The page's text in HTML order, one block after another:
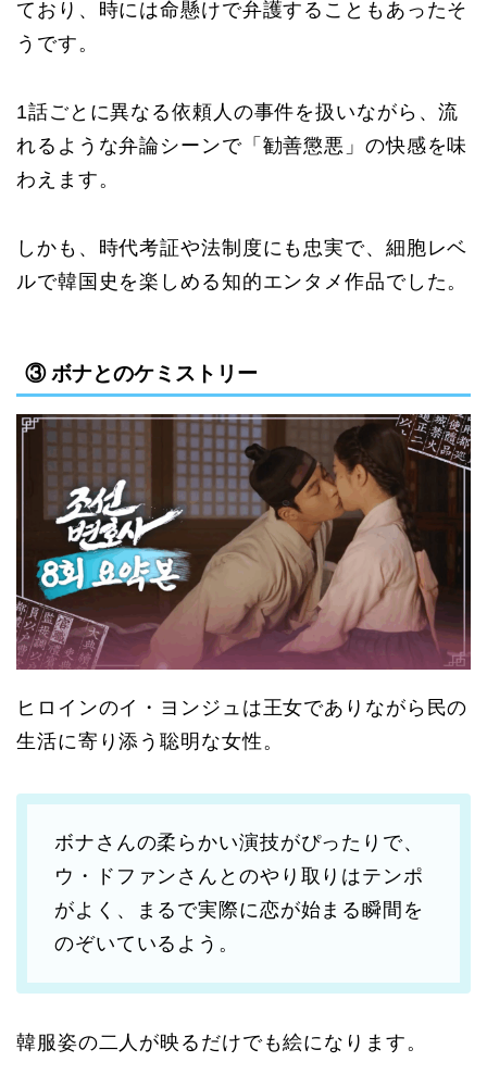
ており、時には命懸けで弁護することもあったそ
うです。
1話ごとに異なる依頼人の事件を扱いながら、流
れるような弁論シーンで「勧善懲悪」の快感を味
わえます。
しかも、時代考証や法制度にも忠実で、細胞レベ
ルで韓国史を楽しめる知的エンタメ作品でした。
③ ボナとのケミストリー
ヒロインのイ・ヨンジュは王女でありながら民の
生活に寄り添う聡明な女性。
ボナさんの柔らかい演技がぴったりで、
ウ・ドファンさんとのやり取りはテンポ
がよく、まるで実際に恋が始まる瞬間を
のぞいているよう。
韓服姿の二人が映るだけでも絵になります。